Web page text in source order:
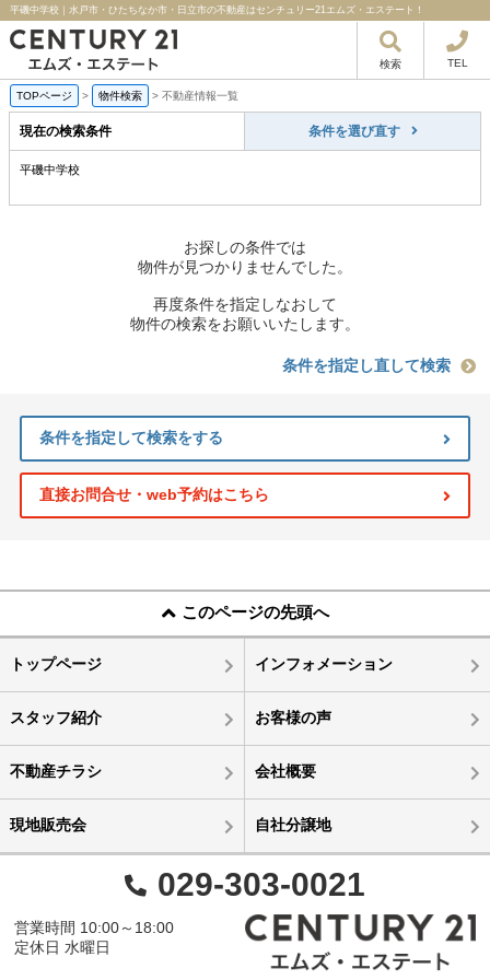
平磯中学校｜水戸市・ひたちなか市・日立市の不動産はセンチュリー21エムズ・エステート！
検索 TEL
TOPページ > 物件検索 > 不動産情報一覧
現在の検索条件 条件を選び直す
平磯中学校
お探しの条件では
物件が見つかりませんでした。
再度条件を指定しなおして
物件の検索をお願いいたします。
条件を指定し直して検索
条件を指定して検索をする
直接お問合せ・web予約はこちら
このページの先頭へ
トップページ インフォメーション
スタッフ紹介 お客様の声
不動産チラシ 会社概要
現地販売会 自社分譲地
029-303-0021
営業時間 10:00～18:00
定休日 水曜日